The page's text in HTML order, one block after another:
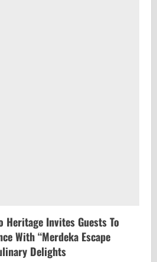
Heritage Invites Guests To
With “Merdeka Escape
Delights